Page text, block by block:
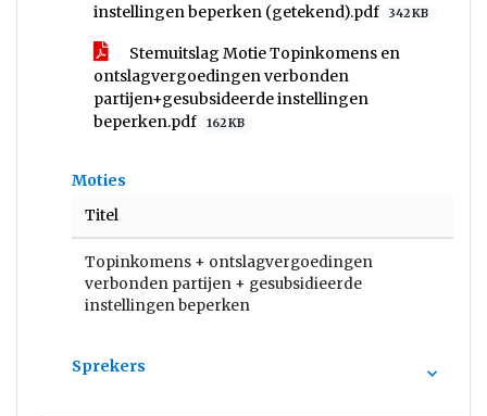
instellingen beperken (getekend).pdf
342 KB
Stemuitslag Motie Topinkomens en
ontslagvergoedingen verbonden
partijen+gesubsideerde instellingen
beperken.pdf
162 KB
Moties
Titel
Topinkomens + ontslagvergoedingen
verbonden partijen + gesubsidieerde
instellingen beperken
Sprekers